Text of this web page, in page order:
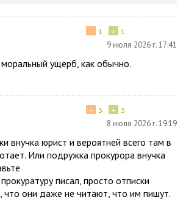
+ 1
− 1
9 июля 2026 г. 17:41
ущерб, как обычно.
+ 3
− 3
8 июля 2026 г. 19:19
внучка юрист и вероятней всего там в
Или подружка прокурора внучка
писал, просто отписки
что они даже не читают, что им пишут.